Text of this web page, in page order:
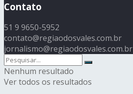
Contato
51 9 9650-5952
contato@regiaodosvales.com.br
jornalismo@regiaodosvales.com.br
Nenhum resultado
Ver todos os resultados